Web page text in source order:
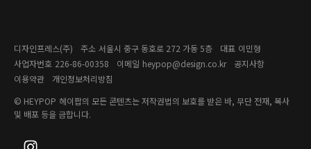
디자인프레스(주) 주소 서울시 중구 동호로 272 가동 5층 대표 이민형
사업자번호 226-86-00358​ 이메일 heypop@design.co.kr
공지사항
이용약관
개인정보처리방침
© HEYPOP 헤이팝의 모든 콘텐츠는 저작권법의 보호를 받은 바, 무단 전재, 복사
및 배포 등을 금합니다.